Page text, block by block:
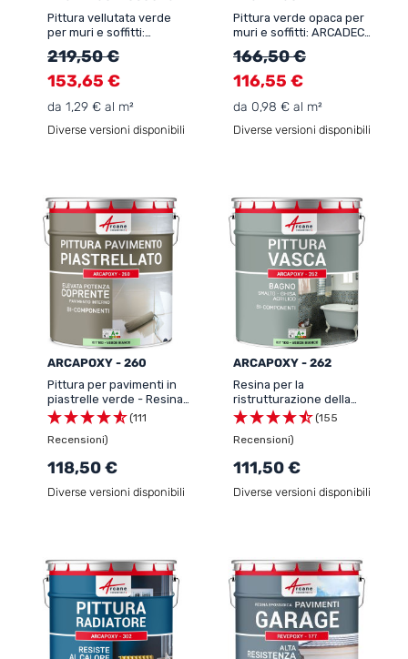
Pittura vellutata verde
per muri e soffitti:
ARCADÉCO BIOSOURCÉ
153,65 €
da 1,29 € al m²
219,50 €
Diverse versioni disponibili
Pittura verde opaca per
muri e soffitti: ARCADECO
BIOSOURCÉ VERDE
116,55 €
da 0,98 € al m²
166,50 €
Diverse versioni disponibili
ARCAPOXY - 260
Pittura per pavimenti in
piastrelle verde - Resina
epossidica per pavimenti
piastrellati - Arcapoxy
pavimenti piastrellati
(111
Recensioni)
118,50 €
Diverse versioni disponibili
ARCAPOXY - 262
Resina per la
ristrutturazione della
vasca e del lavandino,
Smalto per
ristrutturazione bagno
(155
Recensioni)
111,50 €
Diverse versioni disponibili